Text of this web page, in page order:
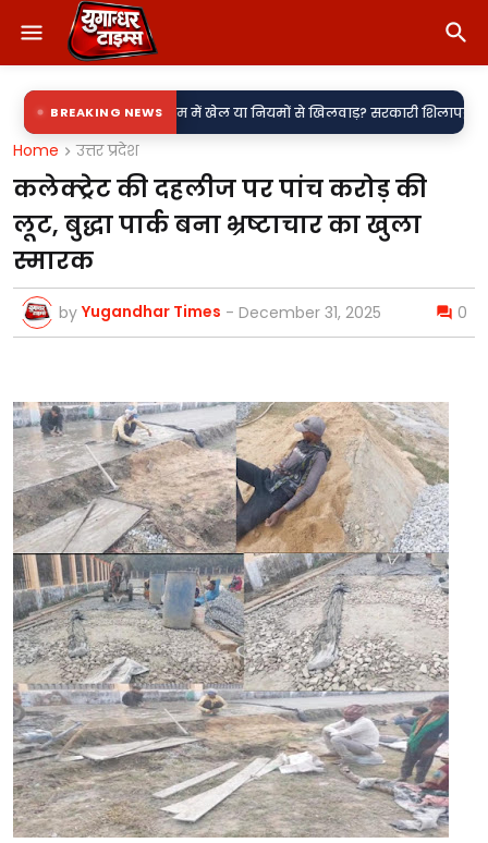
BREAKING NEWS
नाम में खेल या नियमों से खिलवाड़? सरकारी शिलापट्टों पर 'किरन' के साथ 'राकेश'
Home उत्तर प्रदेश
कलेक्ट्रेट की दहलीज पर पांच करोड़ की
लूट, बुद्धा पार्क बना भ्रष्टाचार का खुला
स्मारक
by Yugandhar Times - December 31, 2025 0